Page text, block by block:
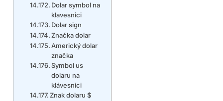
Dolar symbol na
klavesnici
Dolar sign
Značka dolar
Americký dolar
značka
Symbol us
dolaru na
klávesnici
Znak dolaru $